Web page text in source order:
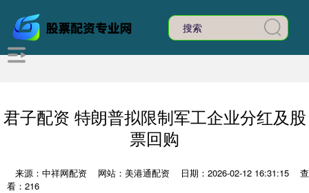
君子配资 特朗普拟限制军工企业分红及股
票回购
来源：中祥网配资 网站：美港通配资 日期：2026-02-12 16:31:15
查
看：216